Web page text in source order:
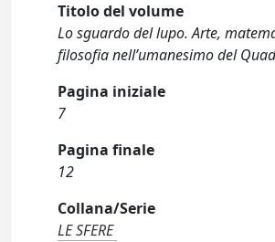
Titolo del volume
Lo sguardo del lupo. Arte,
filosofia nell’umanesimo del
Pagina iniziale
7
Pagina finale
12
Collana/Serie
LE SFERE